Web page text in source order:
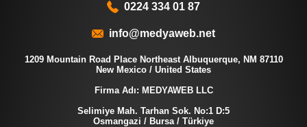
0224 334 01 87
info@medyaweb.net
1209 Mountain Road Place Northeast Albuquerque, NM 87110
New Mexico / United States
Firma Adı: MEDYAWEB LLC
Selimiye Mah. Tarhan Sok. No:1 D:5
Osmangazi / Bursa / Türkiye